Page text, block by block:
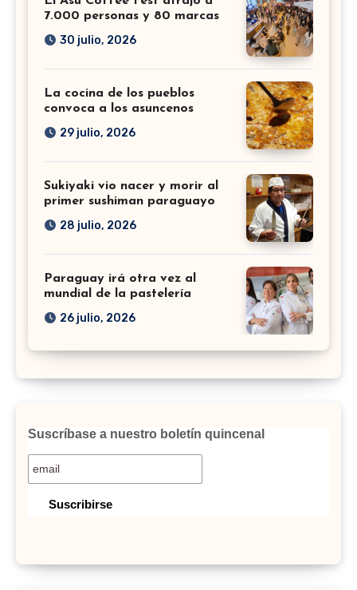
7.000 personas y 80 marcas
30 julio, 2026
La cocina de los pueblos
convoca a los asuncenos
29 julio, 2026
Sukiyaki vio nacer y morir al
primer sushiman paraguayo
28 julio, 2026
Paraguay irá otra vez al
mundial de la pastelería
26 julio, 2026
Suscríbase a nuestro boletín quincenal